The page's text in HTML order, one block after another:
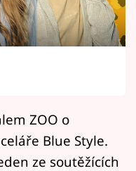
Vary
ZOO o
Blue Style.
ze soutěžících